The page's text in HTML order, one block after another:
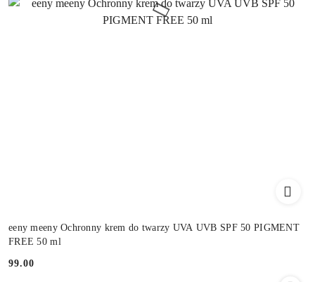
eeny meeny Ochronny krem do twarzy UVA UVB SPF 50 PIGMENT
FREE 50 ml
Cena:
99.00